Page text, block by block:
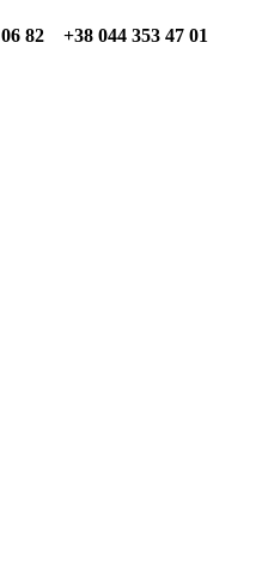
82 +38 044 353 47 01